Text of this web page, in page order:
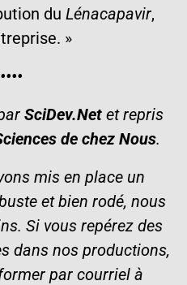
du Lénacapavir,
»
SciDev.Net etrepris
de chez Nous.
mis en place un
et bien rodé, nous
Si vous repérez des
dans nos productions,
par courriel à